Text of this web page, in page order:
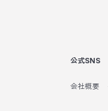
公式SNS
会社概要